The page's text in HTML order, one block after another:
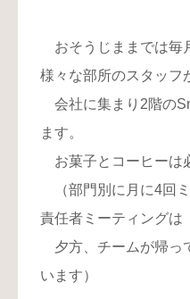
おそうじままでは毎
様々な部所のスタッフ
会社に集まり2階の
ます。
お菓子とコーヒーは
（部門別に月に4回ミ
責任者ミーティングは
夕方、チームが帰っ
います）